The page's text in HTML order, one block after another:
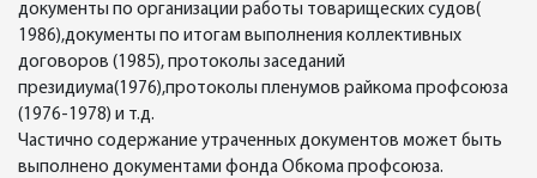
документы по организации работы товарищеских судов(
1986),документы по итогам выполнения коллективных
договоров (1985), протоколы заседаний
президиума(1976),протоколы пленумов райкома профсоюза
(1976-1978) и т.д.
Частично содержание утраченных документов может быть
выполнено документами фонда Обкома профсоюза.